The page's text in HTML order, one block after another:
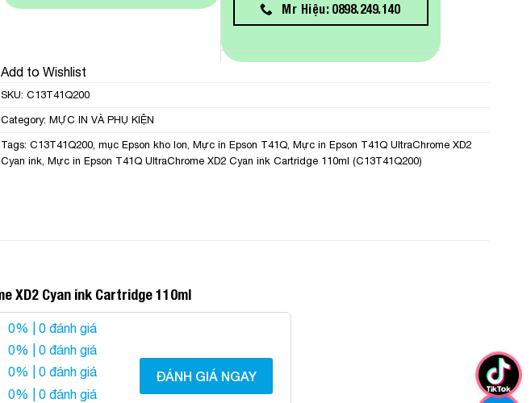
Mr Hiệu: 0898.249.140
Add to Wishlist
SKU: C13T41Q200
Category: MỰC IN VÀ PHỤ KIỆN
Tags: C13T41Q200, mục Epson kho lon, Mực in Epson T41Q, Mực in Epson T41Q UltraChrome XD2
Cyan ink, Mực in Epson T41Q UltraChrome XD2 Cyan ink Cartridge 110ml (C13T41Q200)
XD2 Cyan ink Cartridge 110ml
0% | 0 đánh giá
0% | 0 đánh giá
0% | 0 đánh giá
0% | 0 đánh giá
ĐÁNH GIÁ NGAY